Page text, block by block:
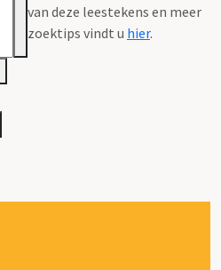
van deze leestekens en meer
zoektips vindt u hier.